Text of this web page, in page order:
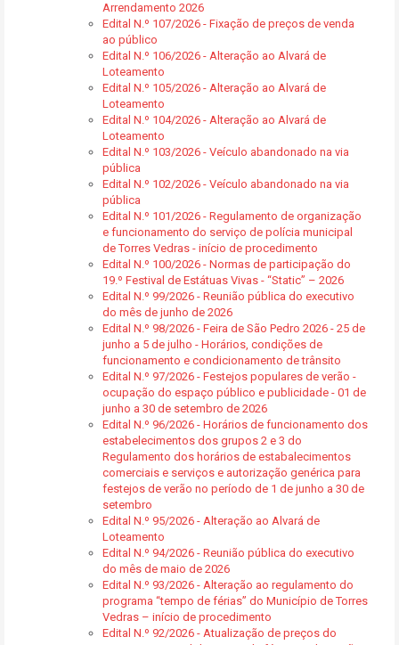
Arrendamento 2026
Edital N.º 107/2026 - Fixação de preços de venda
ao público
Edital N.º 106/2026 - Alteração ao Alvará de
Loteamento
Edital N.º 105/2026 - Alteração ao Alvará de
Loteamento
Edital N.º 104/2026 - Alteração ao Alvará de
Loteamento
Edital N.º 103/2026 - Veículo abandonado na via
pública
Edital N.º 102/2026 - Veículo abandonado na via
pública
Edital N.º 101/2026 - Regulamento de organização
e funcionamento do serviço de polícia municipal
de Torres Vedras - início de procedimento
Edital N.º 100/2026 - Normas de participação do
19.º Festival de Estátuas Vivas - “Static” – 2026
Edital N.º 99/2026 - Reunião pública do executivo
do mês de junho de 2026
Edital N.º 98/2026 - Feira de São Pedro 2026 - 25 de
junho a 5 de julho - Horários, condições de
funcionamento e condicionamento de trânsito
Edital N.º 97/2026 - Festejos populares de verão -
ocupação do espaço público e publicidade - 01 de
junho a 30 de setembro de 2026
Edital N.º 96/2026 - Horários de funcionamento dos
estabelecimentos dos grupos 2 e 3 do
Regulamento dos horários de estabalecimentos
comerciais e serviços e autorização genérica para
festejos de verão no período de 1 de junho a 30 de
setembro
Edital N.º 95/2026 - Alteração ao Alvará de
Loteamento
Edital N.º 94/2026 - Reunião pública do executivo
do mês de maio de 2026
Edital N.º 93/2026 - Alteração ao regulamento do
programa “tempo de férias” do Município de Torres
Vedras – início de procedimento
Edital N.º 92/2026 - Atualização de preços do